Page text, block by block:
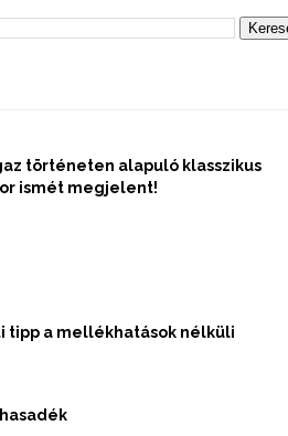
történeten alapuló klasszikus
ismét megjelent!
tipp a mellékhatások nélküli